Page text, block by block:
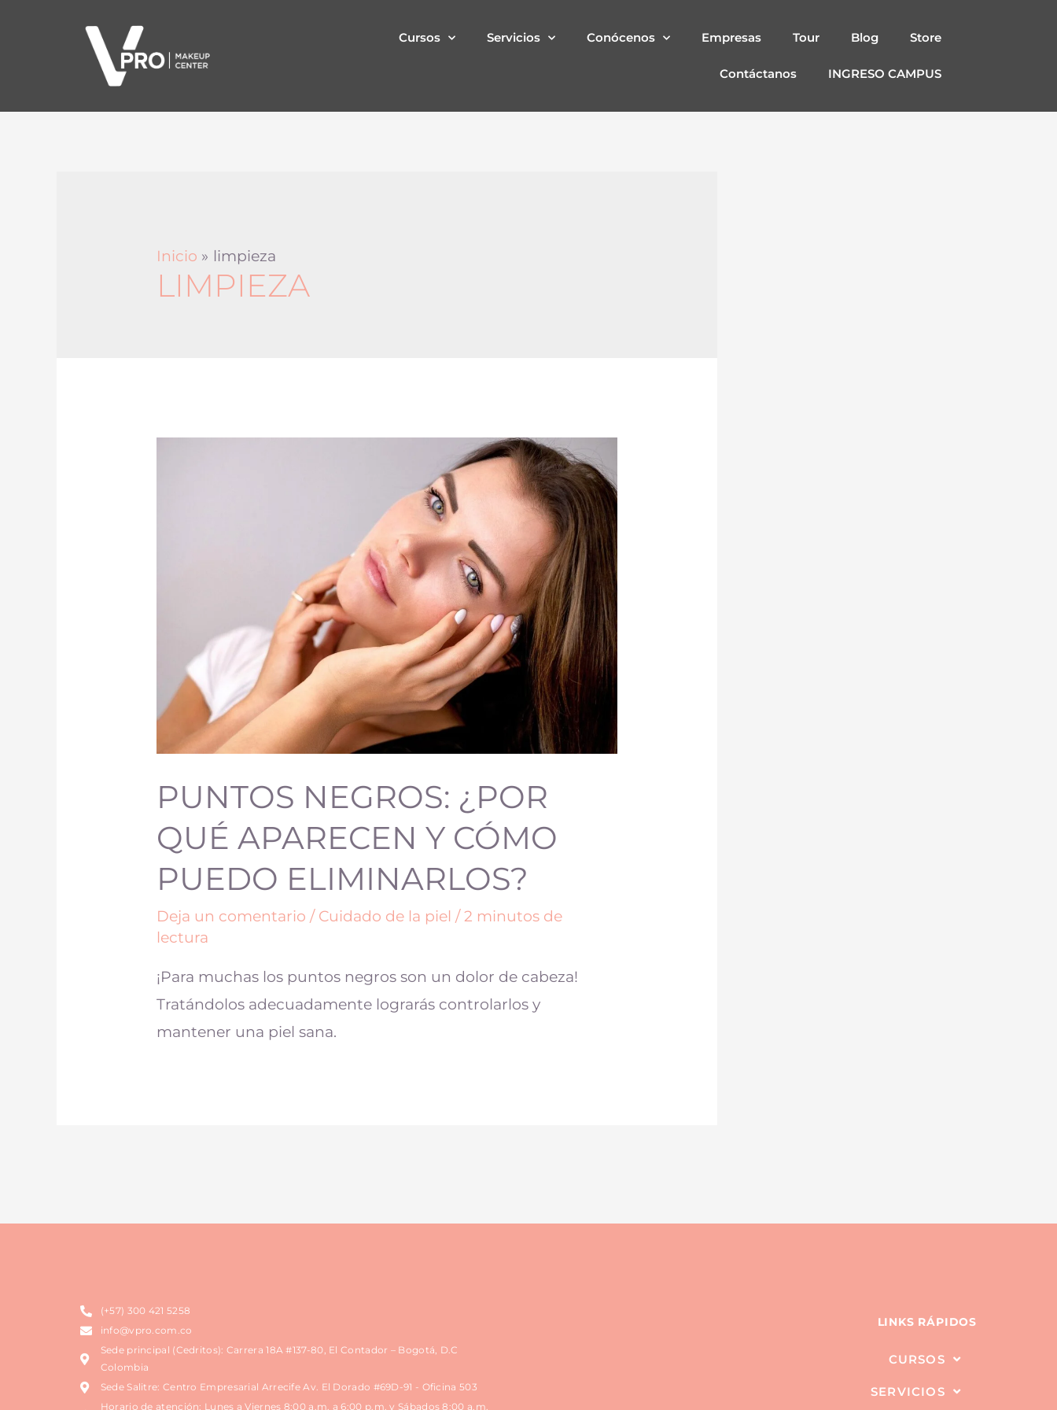
Cursos Servicios Conócenos Empresas Tour Blog Store
Contáctanos INGRESO CAMPUS
Inicio limpieza
LIMPIEZA
PUNTOS NEGROS: ¿POR
QUÉ APARECEN Y CÓMO
PUEDO ELIMINARLOS?
Deja un comentario / Cuidado de la piel /2 minutos de
lectura
¡Para muchas los puntos negros son un dolor de cabeza!
Tratándolos adecuadamente lograrás controlarlos y
mantener una piel sana.
(+57) 300 421 5258
info@vpro.com.co
Sede principal (Cedritos): Carrera 18A #137-80, El Contador – Bogotá, D.C
Colombia
Sede Salitre: Centro Empresarial Arrecife Av. El Dorado #69D-91 - Oficina 503
Horario de atención: Lunes a Viernes 8:00 a.m. a 6:00 p.m. y Sábados 8:00 a.m.
LINKS RÁPIDOS
CURSOS
SERVICIOS